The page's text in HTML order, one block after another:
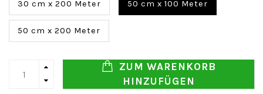
30 cm x 200 Meter 50 cm x 100 Meter
50 cm x 200 Meter
ZUM WARENKORB
HINZUFÜGEN